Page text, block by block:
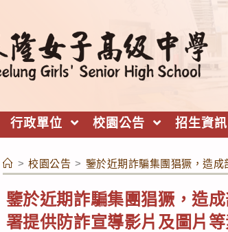
行政單位 校園公告 招生資訊
> 校園公告 > 鑒於近期詐騙集團猖獗，造
鑒於近期詐騙集團猖獗，造
署提供防詐宣導影片及圖片